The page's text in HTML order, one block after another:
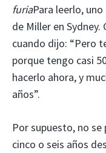
furiaPara leerlo,
de Miller en
cuando dijo: “Pero
porque tengo casi
hacerlo ahora, y
años”.
Por supuesto, no
cinco o seis años